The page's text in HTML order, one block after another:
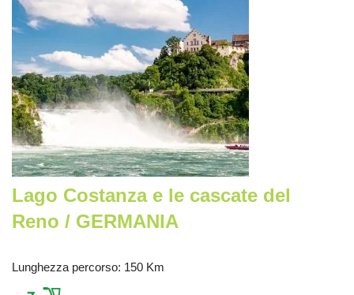
Lago Costanza e le cascate del
Reno / GERMANIA
Lunghezza percorso: 150 Km